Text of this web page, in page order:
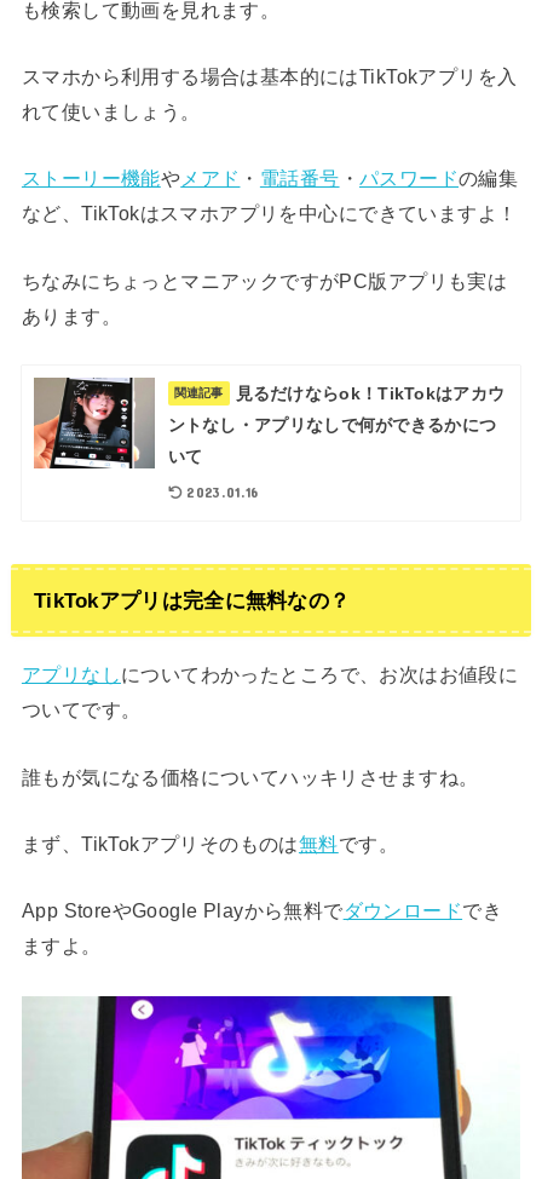
も検索して動画を見れます。
スマホから利用する場合は基本的にはTikTokアプリを入
れて使いましょう。
ストーリー機能や メアド ・ 電話番号 ・ パスワードの編集
など、TikTokはスマホアプリを中心にできていますよ！
ちなみにちょっとマニアックですがPC版アプリも実は
あります。
関連記事
見るだけならok！TikTokはアカウ
ントなし・アプリなしで何ができるかにつ
いて
2023.01.16
TikTokアプリは完全に無料なの？
アプリなしについてわかったところで、お次はお値段に
ついてです。
誰もが気になる価格についてハッキリさせますね。
まず、TikTokアプリそのものは無料です。
App StoreやGoogle Playから無料でダウンロードでき
ますよ。